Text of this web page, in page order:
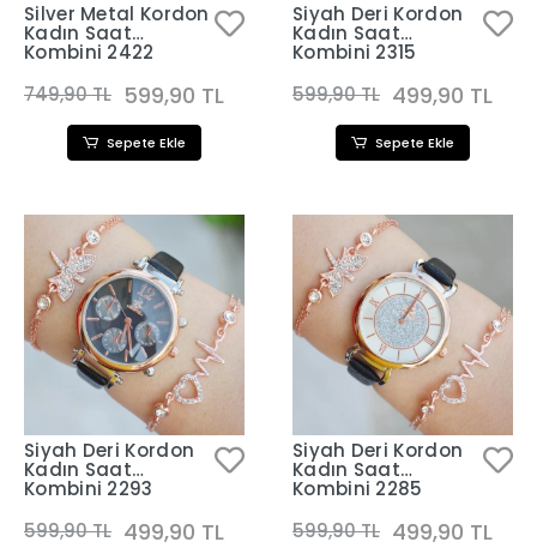
Silver Metal Kordon
Kadın Saat
Kombini 2422
749,90 TL 599,90 TL
Sepete Ekle
Siyah Deri Kordon
Kadın Saat
Kombini 2315
599,90 TL 499,90 TL
Sepete Ekle
Siyah Deri Kordon
Kadın Saat
Kombini 2293
599,90 TL 499,90 TL
Siyah Deri Kordon
Kadın Saat
Kombini 2285
599,90 TL 499,90 TL